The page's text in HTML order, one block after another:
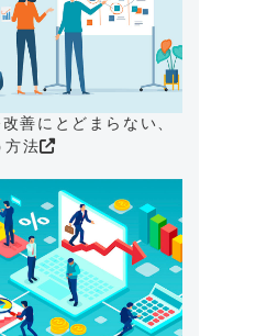
善にとどまらない、
方法